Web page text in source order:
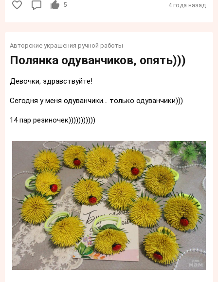
5 4 года назад
Авторские украшения ручной работы
Полянка одуванчиков, опять)))
Девочки, здравствуйте!
Сегодня у меня одуванчики... только одуванчики)))
14 пар резиночек)))))))))))